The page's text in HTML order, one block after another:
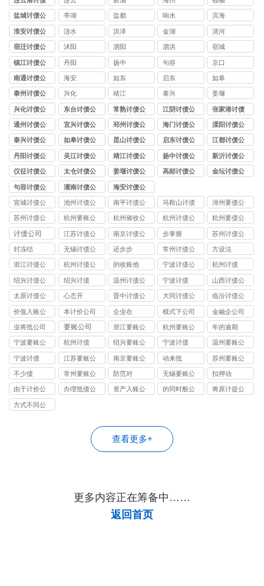
公司
盐城讨债公
司
亭湖 盐都 响水 滨海
淮安讨债公
司
涟水 洪泽 金湖 清河
宿迁讨债公
司
沭阳 泗阳 泗洪 宿城
镇江讨债公
司
丹阳 扬中 句容 京口
南通讨债公
司
海安 如东 启东 如皋
泰州讨债公
司
兴化 靖江 泰兴 姜堰
兴化讨债公
司
东台讨债公
司
常熟讨债公
司
江阴讨债公
司
张家港讨债
公司
通州讨债公
司
宜兴讨债公
司
邳州讨债公
司
海门讨债公
司
溧阳讨债公
司
泰兴讨债公
司
如皋讨债公
司
昆山讨债公
司
启东讨债公
司
江都讨债公
司
丹阳讨债公
司
吴江讨债公
司
靖江讨债公
司
扬中讨债公
司
新沂讨债公
司
仪征讨债公
司
太仓讨债公
司
姜堰讨债公
司
高邮讨债公
金坛讨债公
句容讨债公
司
灌南讨债公
司
海安讨债公
司
宣城讨债公
司
池州讨债公
司
南平讨债公
司
马鞍山讨债
公司
漳州要债公
司
苏州讨债公
司
杭州要账公
司
杭州催收公
司
杭州讨债公
司
杭州要债公
司
讨债公司
江苏讨债公
司
南京讨债公
司
步掌握
苏州讨债公
司
封冻结
无锡讨债公
司
还步步
常州讨债公
司
方设法
浙江讨债公
司
杭州讨债公
司
的收账他
宁波讨债公
司
杭州讨债
绍兴讨债公
司
绍兴讨债
温州讨债公
司
宁波讨债
山西讨债公
司
太原讨债公
司
心态开
晋中讨债公
司
大同讨债公
司
临汾讨债公
司
价值入账公
司
本计价公司 企业在 模式下公司 金融企公司
业将抵公司 要账公司
浙江要账公
司
杭州要账公
司
年的逾期
宁波要账公
司
杭州讨债
绍兴要账公
司
宁波讨债
温州要账公
司
宁波讨债
江苏要账公
司
南京要账公
司
动来抵
苏州要账公
司
不少债
常州要账公
司
防范对
无锡要账公
司
扣押动
由于计价公
司
办理抵债公
资产入账公
的同时般公
将原计提公
方式不同公
查看更多+
更多内容正在筹备中……
返回首页